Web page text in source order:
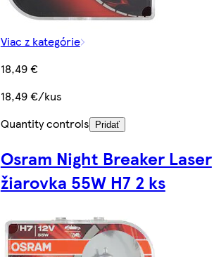
Viac z kategórie
18,49 €
18,49 €/kus
Quantity controls
Pridať
Osram Night Breaker Laser
žiarovka 55W H7 2 ks